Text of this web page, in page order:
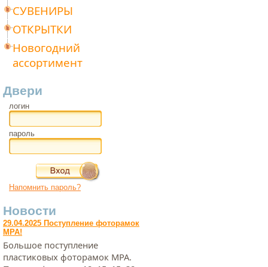
СУВЕНИРЫ
ОТКРЫТКИ
Новогодний
ассортимент
Двери
логин
пароль
Напомнить пароль?
Новости
29.04.2025 Поступление фоторамок
МРА!
Большое поступление
пластиковых фоторамок МРА.